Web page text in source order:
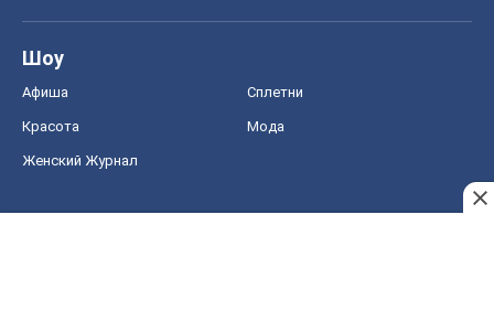
Шоу
Афиша Сплетни
Красота Мода
Женский Журнал